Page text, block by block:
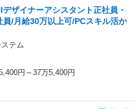
ザイナーアシスタント正社員・
員/月給30万以上可/PCスキル活か
テム
円～37万5,400円